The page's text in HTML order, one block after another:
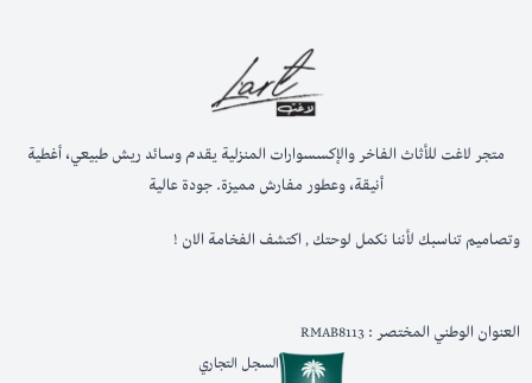
متجر لاغت للأثاث الفاخر والإكسسوارات المنزلية يقدم وسائد ريش طبيعي، أغطية
أنيقة، وعطور مفارش مميزة. جودة عالية
وتصاميم تناسبك لأننا نكمل لوحتك , اكتشف الفخامة الان !
العنوان الوطني المختصر : RMAB8113
السجل التجاري